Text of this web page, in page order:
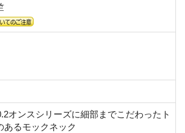
オンスシリーズに細部までこだわったト
あるモックネック